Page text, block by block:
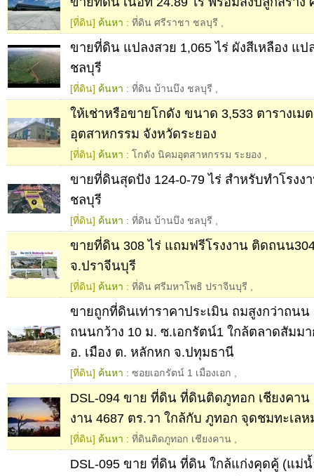
[ที่ดิน] ค้นหา : ที่ดิน ศรีราชา ชลบุรี
ขายที่ดิน แปลงสวย 1,065 ไร่ ผังสีเหลือง แ
ชลบุรี
[ที่ดิน] ค้นหา : ที่ดิน บ้านบึง ชลบุรี
ให้เช่าหรือขายโกดัง ขนาด 3,533 ตารางเม
อุตสาหกรรม จังหวัดระยอง
[ที่ดิน] ค้นหา : โกดัง นิคมอุตสาหกรรม ระยอง
ขายที่ดินสุดปัง 124-0-79 ไร่ สำหรับทำโรงง
ชลบุรี
[ที่ดิน] ค้นหา : ที่ดิน บ้านบึง ชลบุรี
ขายที่ดิน 308 ไร่ แถมฟรีโรงงาน ติดถนน
จ.ปราจีนบุรี
[ที่ดิน] ค้นหา : ที่ดิน ศรีมหาโพธิ ปราจีนบุรี
ขายถูกที่ดินเท่าราคาประเมิน ถมสูงกว่าถนน
ถนนกว้าง 10 ม. ซ.เอกรัตน์1 ใกล้ตลาดสัมม
อ. เมือง ต. หลักหก จ.ปทุมธานี
[ที่ดิน] ค้นหา : ซอยเอกรัตน์ 1 เมืองเอก
DSL-094 ขาย ที่ดิน ที่ดินติดภูทอก เชียงคาน
งาน 4687 ตร.วา ใกล้กับ ภูทอก จุดชมทะเล
[ที่ดิน] ค้นหา : ที่ดินติดภูทอก เชียงคาน
DSL-095 ขาย ที่ดิน ที่ดิน ใกล้แก่งคุดคู้ (แม่น้